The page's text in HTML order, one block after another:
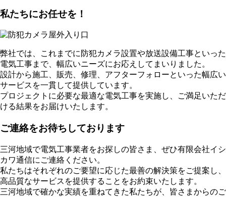
私たちにお任せを！
弊社では、これまでに防犯カメラ設置や放送設備工事といった
電気工事まで、幅広いニーズにお応えしてまいりました。
設計から施工、販売、修理、アフターフォローといった幅広い
サービスを一貫して提供しています。
プロジェクトに必要な最適な電気工事を実施し、ご満足いただ
ける結果をお届けいたします。
ご連絡をお待ちしております
三河地域で電気工事業者をお探しの皆さま、ぜひ有限会社イシ
カワ通信にご連絡ください。
私たちはそれぞれのご要望に応じた最善の解決策をご提案し、
高品質なサービスを提供することをお約束いたします。
三河地域で確かな実績を重ねてきた私たちが、皆さまからのご